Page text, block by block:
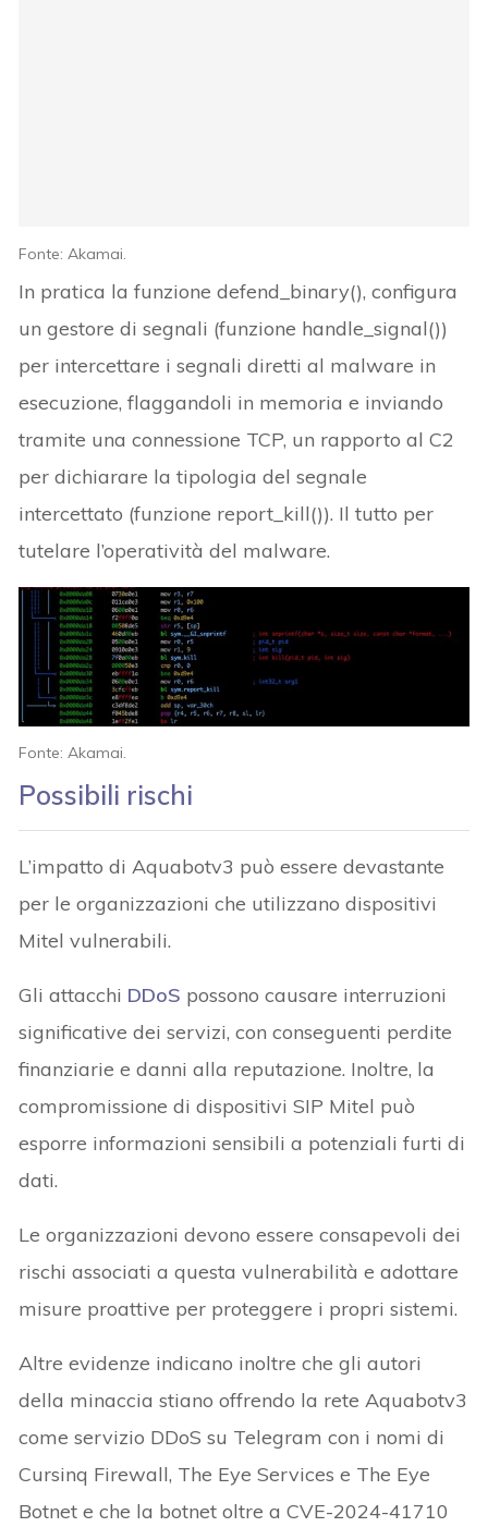
Fonte: Akamai.
In pratica la funzione defend_binary(), configura
un gestore di segnali (funzione handle_signal())
per intercettare i segnali diretti al malware in
esecuzione, flaggandoli in memoria e inviando
tramite una connessione TCP, un rapporto al C2
per dichiarare la tipologia del segnale
intercettato (funzione report_kill()). Il tutto per
tutelare l’operatività del malware.
Fonte: Akamai.
Possibili rischi
L’impatto di Aquabotv3 può essere devastante
per le organizzazioni che utilizzano dispositivi
Mitel vulnerabili.
Gli attacchi DDoS possono causare interruzioni
significative dei servizi, con conseguenti perdite
finanziarie e danni alla reputazione. Inoltre, la
compromissione di dispositivi SIP Mitel può
esporre informazioni sensibili a potenziali furti di
dati.
Le organizzazioni devono essere consapevoli dei
rischi associati a questa vulnerabilità e adottare
misure proattive per proteggere i propri sistemi.
Altre evidenze indicano inoltre che gli autori
della minaccia stiano offrendo la rete Aquabotv3
come servizio DDoS su Telegram con i nomi di
Cursinq Firewall, The Eye Services e The Eye
Botnet e che la botnet oltre a CVE-2024-41710